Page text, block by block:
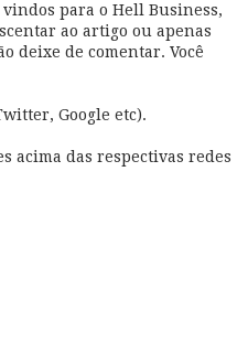
para o Hell Business,
ao artigo ou apenas
deixe de comentar. Você
Google etc).
acima das respectivas redes